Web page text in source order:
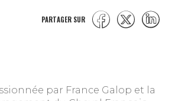
PARTAGER SUR
par France Galop et la